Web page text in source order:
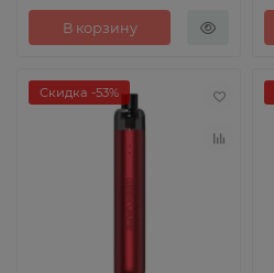
В корзину
Скидка -53%